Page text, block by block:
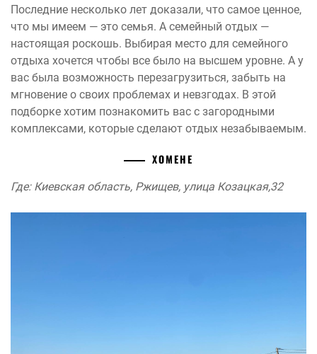
Последние несколько лет доказали, что самое ценное,
что мы имеем — это семья. А семейный отдых —
настоящая роскошь. Выбирая место для семейного
отдыха хочется чтобы все было на высшем уровне. А у
вас была возможность перезагрузиться, забыть на
мгновение о своих проблемах и невзгодах. В этой
подборке хотим познакомить вас с загородными
комплексами, которые сделают отдых незабываемым.
ХОМЕНЕ
Где: Киевская область, Ржищев, улица Козацкая,32